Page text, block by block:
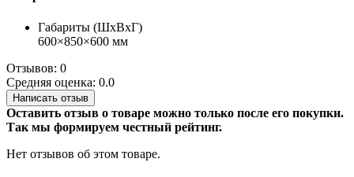
Габариты (ШхВхГ)
600×850×600 мм
Отзывов: 0
Средняя оценка: 0.0
Написать отзыв
Оставить отзыв о товаре можно только после его покупки.
Так мы формируем честный рейтинг.
Нет отзывов об этом товаре.